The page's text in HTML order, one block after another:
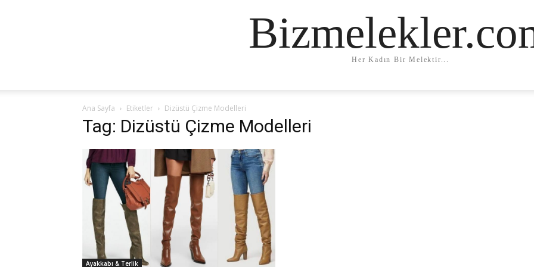
Her Kadın Bir Melektir...
Ana Sayfa Etiketler Dizüstü Çizme Modelleri
Tag: Dizüstü Çizme Modelleri
Ayakkabı & Terlik